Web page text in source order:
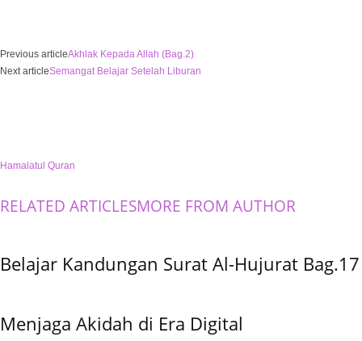
Previous articleAkhlak Kepada Allah (Bag.2)
Next articleSemangat Belajar Setelah Liburan
Hamalatul Quran
RELATED ARTICLESMORE FROM AUTHOR
Belajar Kandungan Surat Al-Hujurat Bag.17
Menjaga Akidah di Era Digital